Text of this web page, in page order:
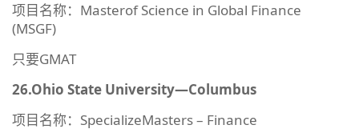
项目名称：Masterof Science in Global Finance
(MSGF)
只要GMAT
26.Ohio State University—Columbus
项目名称：SpecializeMasters – Finance